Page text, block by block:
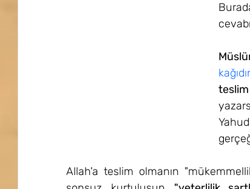
Allah'a teslim olmanın